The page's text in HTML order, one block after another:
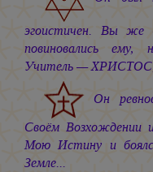
эгоистичен. Вы же
повиновались
Учитель —
Он
Своём Возхождении
Мою Истину и
Земле...